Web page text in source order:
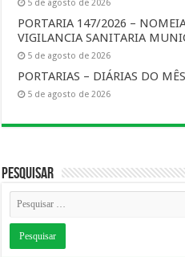
5 de agosto de 2026
PORTARIA 147/2026 –
VIGILANCIA SANITARIA
5 de agosto de 2026
PORTARIAS – DIÁRIAS DO
5 de agosto de 2026
Pesquisar